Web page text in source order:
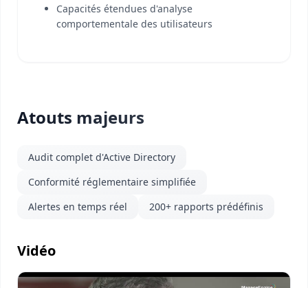
Capacités étendues d'analyse
comportementale des utilisateurs
Atouts majeurs
Audit complet d'Active Directory
Conformité réglementaire simplifiée
Alertes en temps réel
200+ rapports prédéfinis
Vidéo